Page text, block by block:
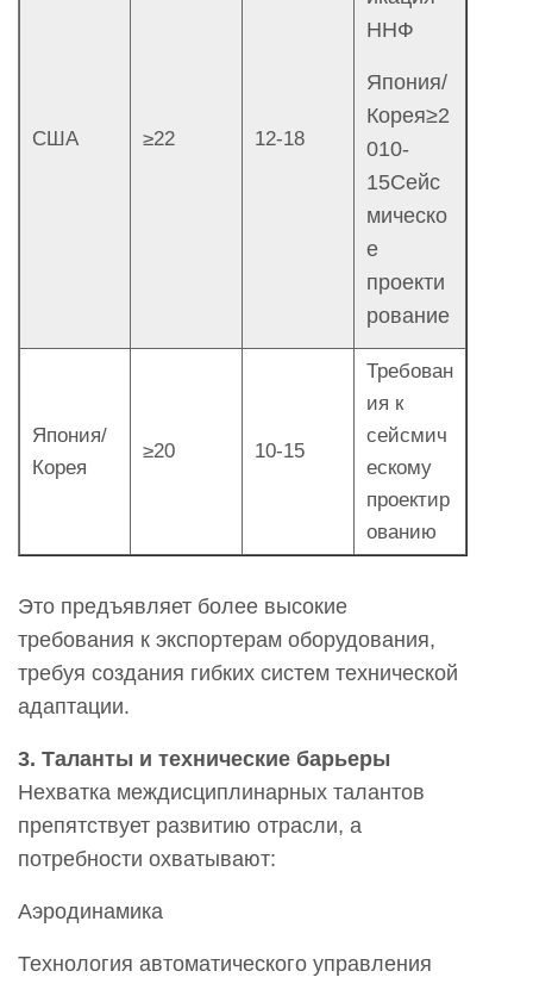
США ≥22 12-18
ННФ
Япония/
Корея≥2
010-
15Сейс
мическо
е
проекти
рование
Япония/
Корея
≥20 10-15
Требован
ия к
сейсмич
ескому
проектир
ованию
Это предъявляет более высокие
требования к экспортерам оборудования,
требуя создания гибких систем технической
адаптации.
3. Таланты и технические барьеры
Нехватка междисциплинарных талантов
препятствует развитию отрасли, а
потребности охватывают:
Аэродинамика
Технология автоматического управления